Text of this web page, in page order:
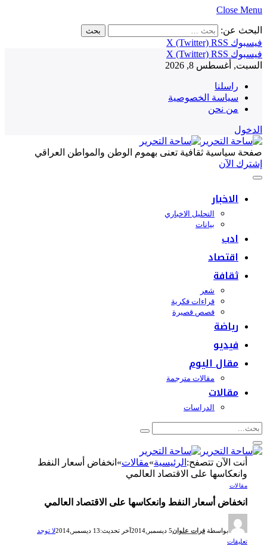
Close Menu
البحث عن:
فيسبوك
X (Twitter) RSS
فيسبوك
X (Twitter) RSS
السبت, أغسطس 8, 2026
راسلنا
سياسة الخصوصية
من نحن
الدخول
صفحة سياسية ثقافية تعنى بهموم الوطن والمواطن العراقي
إشترك الآن
الاخبار
التحليل الاخباري
بيانات
ادب
اقتصاد
ثقافة
شعر
قراءات فكرية
قصص قصيرة
رياضة
فيديو
مقال اليوم
مقالات مترجمة
مقالات
الدراسات
أنت الآن تتصفح:الرئيسية»مقالات»انخفاض أسعار النفط
وانعكاسها على الاقتصاد العالمي
مقالات
انخفاض أسعار النفط وانعكاسها على الاقتصاد العالمي
بواسطة فرات علوان 5 ديسمبر,2014 آخر تحديث:13 ديسمبر,2014
لا توجد
تعليقات